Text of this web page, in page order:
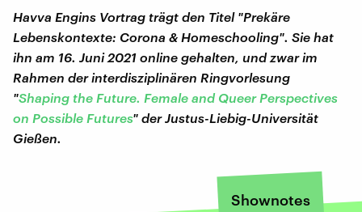
Havva Engins Vortrag trägt den Titel "Prekäre
Lebenskontexte: Corona & Homeschooling". Sie hat
ihn am 16. Juni 2021 online gehalten, und zwar im
Rahmen der interdisziplinären Ringvorlesung
"Shaping the Future. Female and Queer Perspectives
on Possible Futures" der Justus-Liebig-Universität
Gießen.
Shownotes